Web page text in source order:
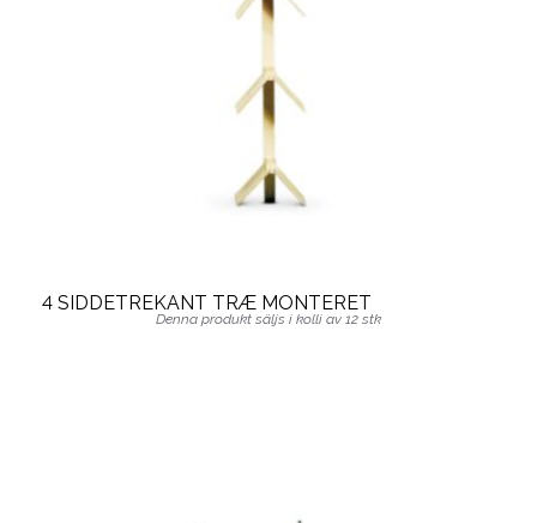
4 SIDDETREKANT TRÆ MONTERET
Denna produkt säljs i kolli av 12 stk